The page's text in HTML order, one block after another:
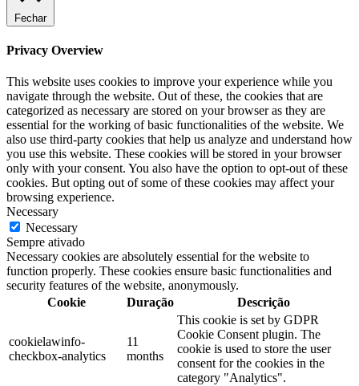
Fechar
Privacy Overview
This website uses cookies to improve your experience while you
navigate through the website. Out of these, the cookies that are
categorized as necessary are stored on your browser as they are
essential for the working of basic functionalities of the website. We
also use third-party cookies that help us analyze and understand how
you use this website. These cookies will be stored in your browser
only with your consent. You also have the option to opt-out of these
cookies. But opting out of some of these cookies may affect your
browsing experience.
Necessary
Necessary
Sempre ativado
Necessary cookies are absolutely essential for the website to
function properly. These cookies ensure basic functionalities and
security features of the website, anonymously.
Cookie
Duração Descrição
cookielawinfo-
checkbox-analytics
11
months
This cookie is set by GDPR
Cookie Consent plugin. The
cookie is used to store the user
consent for the cookies in the
category "Analytics".